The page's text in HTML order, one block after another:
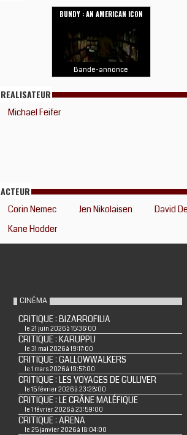
BUNDY : AN AMERICAN ICON
Bande-annonce
REALISATEUR
Michael Feifer
ACTEUR
Corin Nemec Jen Nikolaisen
David
Kane Hodder
CINÉMA
CRITIQUE : BIZARROFILIA
le 21 juin 2026 à 15:36:00
CRITIQUE : KARUPPU
le 31 mai 2026 à 19:17:00
CRITIQUE : GALLOWWALKERS
le 1 mars 2026 à 19:57:00
CRITIQUE : LES VOYAGES DE GULLIVER
le 15 février 2026 à 23:28:00
CRITIQUE : LE CRÂNE MALÉFIQUE
le 1 février 2026 à 23:59:00
CRITIQUE : ARENA
le 25 janvier 2026 à 18:04:00